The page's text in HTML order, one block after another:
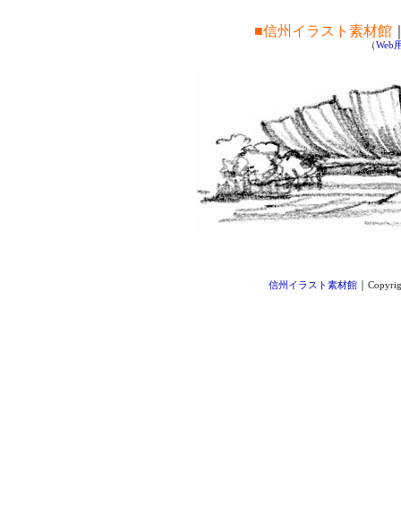
■信州イラスト素材館
（Web
信州イラスト素材館｜